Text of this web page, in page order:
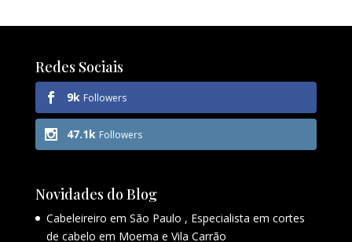
Redes Sociais
9k Followers
47.1k Followers
Novidades do Blog
Cabeleireiro em São Paulo , Especialista em cortes
de cabelo em Moema e Vila Carrão